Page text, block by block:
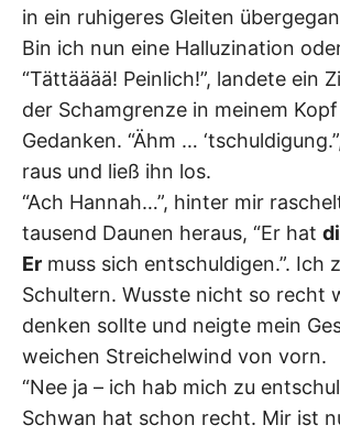
in ein ruhigeres Gleiten
Bin ich nun eine Halluzination
“Tättääää! Peinlich!”, landete ein
der Schamgrenze in meinem
Gedanken. “Ähm …
raus und ließ ihn los.
“Ach Hannah…”, hinter mir
tausend Daunen heraus, “Er hat
Er muss sich entschuldigen.”. Ich
Schultern. Wusste nicht so recht
denken sollte und neigte mein
weichen Streichelwind von vorn.
“Nee ja – ich hab mich zu
Schwan hat schon recht. Mir ist